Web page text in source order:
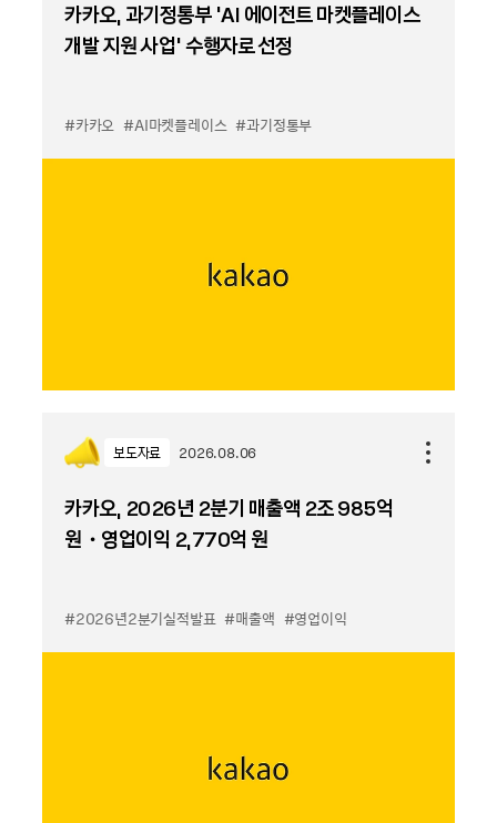
카카오, 과기정통부 ‘AI 에이전트 마켓플레이스
개발 지원 사업’ 수행자로 선정
#카카오 #AI마켓플레이스 #과기정통부
보도자료 2026.08.06
카카오, 2026년 2분기 매출액 2조 985억
원・영업이익 2,770억 원
#2026년2분기실적발표 #매출액 #영업이익